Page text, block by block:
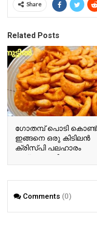
Share
Related Posts
ഗോതമ്പ് പൊടി കൊണ്ട്
ഇങ്ങനെ ഒരു കിടിലൻ
ക്രിസ്പി പലഹാരം
തയ്യാറാക്കിയാലോ..?
Comments (0)